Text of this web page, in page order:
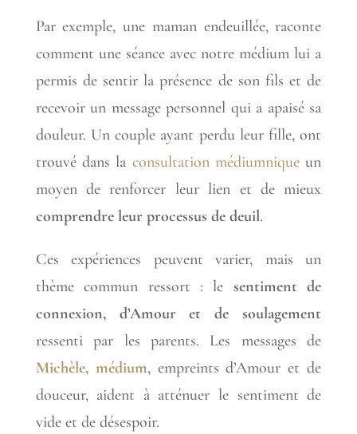
Par exemple, une maman endeuillée, raconte
comment une séance avec notre médium lui a
permis de sentir la présence de son fils et de
recevoir un message personnel qui a apaisé sa
douleur. Un couple ayant perdu leur fille, ont
trouvé dans la consultation médiumniqueun
moyen de renforcer leur lien et de mieux
comprendre leur processus de deuil.
Ces expériences peuvent varier, mais un
thème commun ressort : le sentiment de
connexion, d’Amour et de soulagement
ressenti par les parents. Les messages de
Michèle, médium, empreints d’Amour et de
douceur, aident à atténuer le sentiment de
vide et de désespoir.